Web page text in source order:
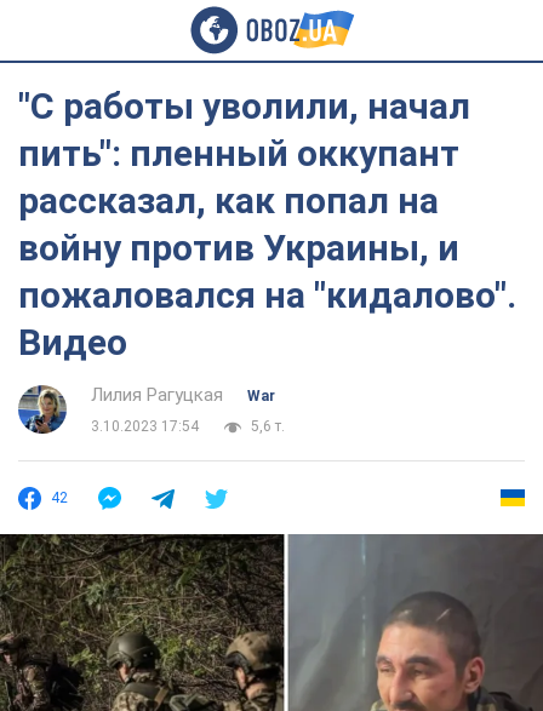
"С работы уволили, начал
пить": пленный оккупант
рассказал, как попал на
войну против Украины, и
пожаловался на "кидалово".
Видео
Лилия Рагуцкая
War
3.10.2023 17:54
5,6 т.
42